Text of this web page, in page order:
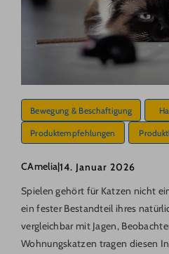
Bewegung & Beschaftigung
Produktempfehlungen
CAmelia|14. Januar 2026
Spielen gehört für Katzen nicht
ein fester Bestandteil ihres
vergleichbar mit Jagen,
Wohnungskatzen tragen diesen